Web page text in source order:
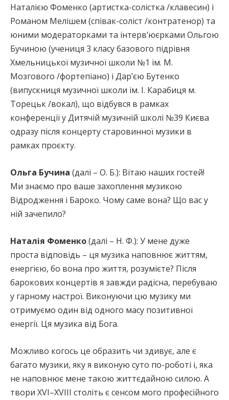
Наталією Фоменко (артистка-солістка /клавесин) і
Романом Мелішем (співак-соліст /контратенор) та
юними модераторками та інтерв’юєрками Ольгою
Бучиною (учениця 3 класу базового підрівня
Хмельницької музичної школи №1 ім. М.
Мозгового /фортепіано) і Дар’єю Бутенко
(випускниця музичної школи ім. І. Карабиця м.
Торецьк /вокал), що відбувся в рамках
конференції у Дитячій музичній школі №39 Києва
одразу після концерту старовинної музики в
рамках проєкту.
Ольга Бучина (далі – О. Б.): Вітаю наших гостей!
Ми знаємо про ваше захоплення музикою
Відродження і Бароко. Чому саме вона? Що вас у
ній зачепило?
Наталія Фоменко(далі – Н. Ф.): У мене дуже
проста відповідь – ця музика наповнює життям,
енергією, бо вона про життя, розумієте? Після
барокових концертів я завжди радісна, перебуваю
у гарному настрої. Виконуючи цю музику ми
отримуємо один від одного масу позитивної
енергії. Ця музика від Бога.
Можливо когось це образить чи здивує, але є
багато музики, яку я виконую суто по-роботі і, яка
не наповнює мене такою життєдайною силою. А
твори XVI–XVIII століть є сенсом мого професійного